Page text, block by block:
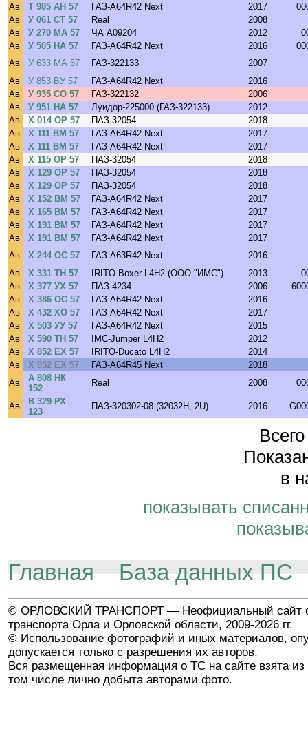
Ав Т 985 АН 57 ГАЗ-A64R42 Next 2017
Ав
У 061 СТ 57 Real
2008
Ав
У 270 МА 57 ЧА A09204 2012
Ав
У 505 НА 57 ГАЗ-A64R42 Next 2016
Ав
У 633 МА 57 ГАЗ-322133
2007
Ав
У 853 ВУ 57 ГАЗ-A64R42 Next
2016
Ав
У 935 СО 57 ГАЗ-322132
2006
Ав
У 951 НА 57 Луидор-225000 (ГАЗ-322133)
2012
Ав
Х 014 ОР 57 ПАЗ-32054
2018
Ав
Х 111 ВМ 57 ГАЗ-A64R42 Next
2017
Ав
Х 111 ВМ 57 ГАЗ-A64R42 Next
2017
Ав
Х 115 ОР 57 ПАЗ-32054
2018
Ав
Х 129 ОР 57 ПАЗ-32054
2018
Ав
Х 129 ОР 57 ПАЗ-32054
2018
Ав
Х 152 ВМ 57 ГАЗ-A64R42 Next
2017
Ав
Х 165 ВМ 57 ГАЗ-A64R42 Next
2017
Ав
Х 191 ВМ 57 ГАЗ-A64R42 Next
2017
Ав
Х 191 ВМ 57 ГАЗ-A64R42 Next
2017
Ав
Х 244 ОС 57 ГАЗ-A63R42 Next
2016
Ав
Х 331 ТН 57 IRITO Boxer L4H2 (ООО "ИМС") 2013
Ав
Х 377 УХ 57 ПАЗ-4234 2006
Ав
Х 386 ОС 57 ГАЗ-A64R42 Next
2016
Ав
Х 432 ХО 57 ГАЗ-A64R42 Next
2017
Ав
Х 503 УУ 57 ГАЗ-A64R42 Next
2015
Ав
Х 590 ТН 57 IMC-Jumper L4H2
2012
Ав
Х 852 ЕХ 57 IRITO-Ducato L4H2
2014
Ав
Х 852 ЕХ 57 ГАЗ-A64R45 Next
2018
Ав
А 808 НК
152
Real 2008
Ав
В 329 РХ
123
ПАЗ-320302-08 (32032H, 2U) 2016
в
показывать
Главная База данных ПС
© ОРЛОВСКИЙ ТРАНСПОРТ — Неофициальный сайт
транспорта Орла и Орловской области, 2009-2026 гг.
© Использование фотографий и иных материалов,
допускается только с разрешения их авторов.
Вся размещенная информация о ТС на сайте взята из
том числе лично добыта авторами фото.